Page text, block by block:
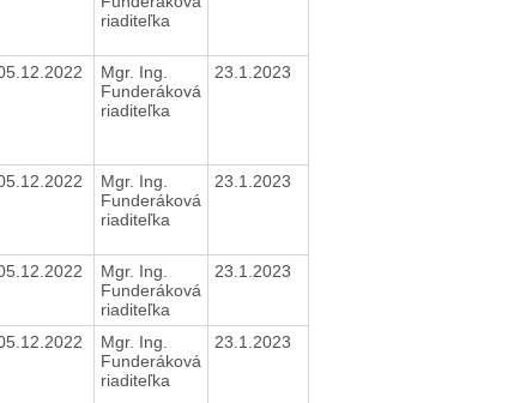
riaditeľka
Mgr. Ing.
Funderáková
riaditeľka
23.1.2023
Mgr. Ing.
Funderáková
riaditeľka
23.1.2023
Mgr. Ing.
Funderáková
riaditeľka
23.1.2023
Mgr. Ing.
Funderáková
riaditeľka
23.1.2023